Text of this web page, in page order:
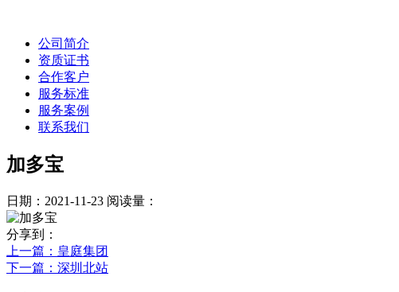
公司简介
资质证书
合作客户
服务标准
服务案例
联系我们
加多宝
日期：2021-11-23 阅读量：
分享到：
上一篇 ：皇庭集团
下一篇 ：深圳北站